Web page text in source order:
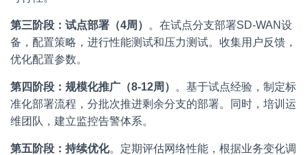
第三阶段：试点部署（4周）
。在试点分支部署SD-WAN设
备，配置策略，进行性能测试和压力测试。收集用户反馈，
优化配置参数。
第四阶段：规模化推广（8-12周）
。基于试点经验，制定标
准化部署流程，分批次推进剩余分支的部署。同时，培训运
维团队，建立监控告警体系。
第五阶段：持续优化。定期评估网络性能，根据业务变化调